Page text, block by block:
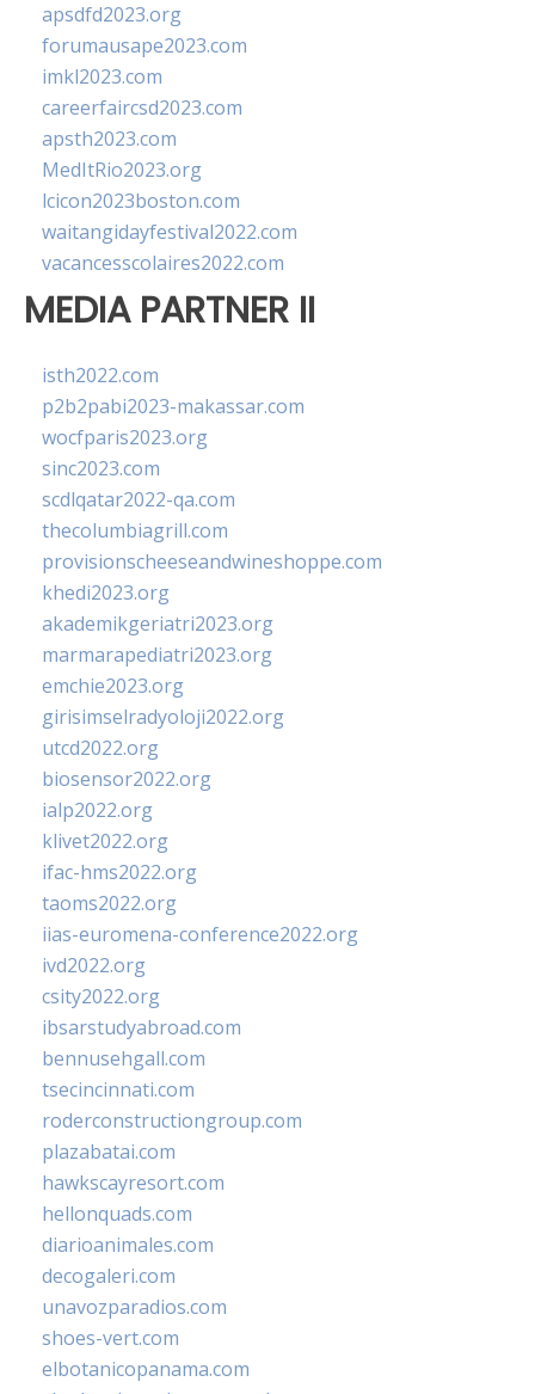
apsdfd2023.org
forumausape2023.com
imkl2023.com
careerfaircsd2023.com
apsth2023.com
MedItRio2023.org
lcicon2023boston.com
waitangidayfestival2022.com
vacancesscolaires2022.com
MEDIA PARTNER II
isth2022.com
p2b2pabi2023-makassar.com
wocfparis2023.org
sinc2023.com
scdlqatar2022-qa.com
thecolumbiagrill.com
provisionscheeseandwineshoppe.com
khedi2023.org
akademikgeriatri2023.org
marmarapediatri2023.org
emchie2023.org
girisimselradyoloji2022.org
utcd2022.org
biosensor2022.org
ialp2022.org
klivet2022.org
ifac-hms2022.org
taoms2022.org
iias-euromena-conference2022.org
ivd2022.org
csity2022.org
ibsarstudyabroad.com
bennusehgall.com
tsecincinnati.com
roderconstructiongroup.com
plazabatai.com
hawkscayresort.com
hellonquads.com
diarioanimales.com
decogaleri.com
unavozparadios.com
shoes-vert.com
elbotanicopanama.com